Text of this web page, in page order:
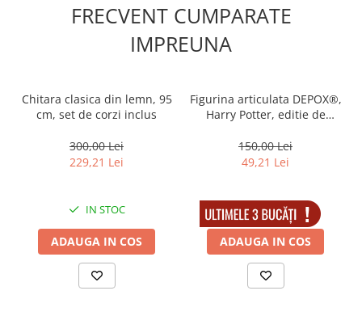
Caracteristici produs:
30 de clape usor de utilizat
• Lungime: 48 cm
• Latime punct scurt: 30 cm
• Latime punct lung: 43 cm
Cu un sunet placut si o constructie solida, acest pian ii va incuraja
pe cei mici sa isi dezvolte pasiunea pentru muzica intr-un mod
FRECVENT CUMPARATE
IMPREUNA
Chitara clasica din lemn, 95
cm, set de corzi inclus
300,00 Lei
229,21 Lei
IN STOC
ADAUGA IN COS
Figurina articulata DEPOX®,
Harry Potter, editie de
150,00 Lei
49,21 Lei
IN STOC
ADAUGA IN COS